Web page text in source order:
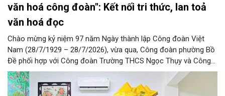
văn hoá công đoàn": Kết nối tri thức, lan toả
văn hoá đọc
Chào mừng kỷ niệm 97 năm Ngày thành lập Công đoàn Việt
Nam (28/7/1929 – 28/7/2026), vừa qua, Công đoàn phường Bồ
Đề phối hợp với Công đoàn Trường THCS Ngọc Thụy và Công
đoàn Trường Tiểu học Ái Mộ B tổ chức Lễ ra mắt Mô hình
“Không gian văn hóa công đoàn”.